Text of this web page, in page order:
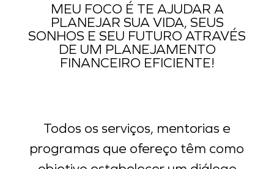
MEU FOCO É TE AJUDAR A
PLANEJAR SUA VIDA, SEUS
SONHOS E SEU FUTURO ATRAVÉS
DE UM PLANEJAMENTO
FINANCEIRO EFICIENTE!
Todos os serviços, mentorias e
programas que ofereço têm como